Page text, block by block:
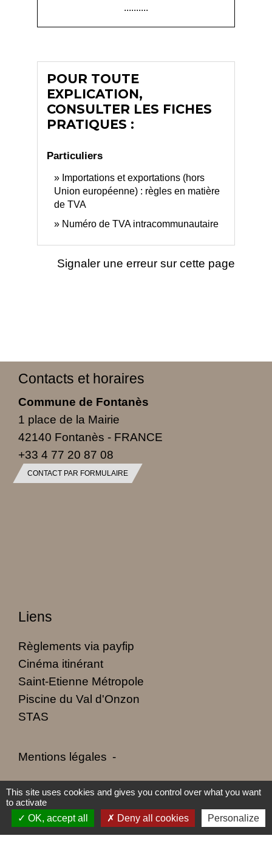
..........
POUR TOUTE
EXPLICATION,
CONSULTER LES FICHES
PRATIQUES :
Particuliers
Importations et exportations (hors
Union européenne) : règles en matière
de TVA
Numéro de TVA intracommunautaire
Signaler une erreur sur cette page
Contacts et horaires
Commune de Fontanès
1 place de la Mairie
42140 Fontanès - FRANCE
+33 4 77 20 87 08
CONTACT PAR FORMULAIRE
Liens
Règlements via payfip
Cinéma itinérant
Saint-Etienne Métropole
Piscine du Val d'Onzon
STAS
Mentions légales -
Politique de confidentialité - Accessibilité -
Plan du site - Gestion des cookies
This site uses cookies and gives you control over what you want
to activate
OK, accept all
Deny all cookies Personalize